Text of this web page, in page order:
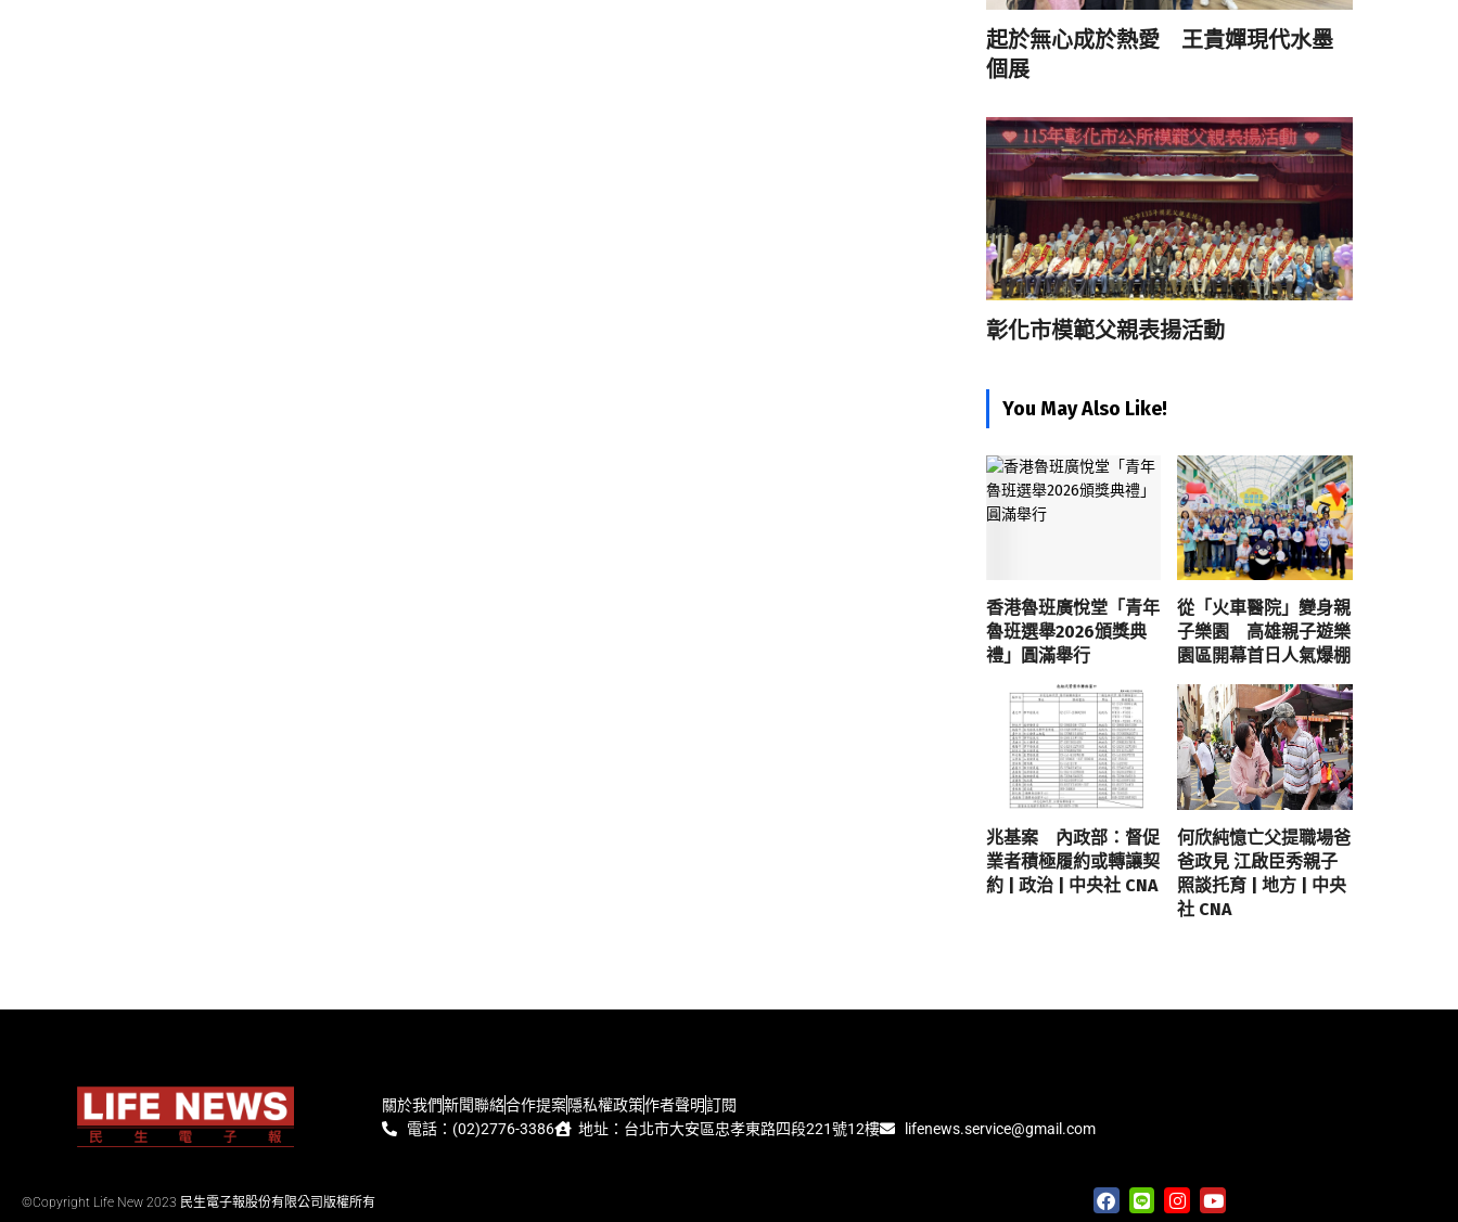
起於無心成於熱愛 王貴嬋現代水墨
個展
彰化市模範父親表揚活動
You May Also Like!
香港魯班廣悅堂「青年
魯班選舉2026頒獎典
禮」圓滿舉行
從「火車醫院」變身親
子樂園 高雄親子遊樂
園區開幕首日人氣爆棚
兆基案 內政部：督促
業者積極履約或轉讓契
約 | 政治 | 中央社 CNA
何欣純憶亡父提職場爸
爸政見 江啟臣秀親子
照談托育 | 地方 | 中央
社 CNA
關於我們新聞聯絡合作提案隱私權政策作者聲明訂閱
電話：(02)2776-3386
地址：台北市大安區忠孝東路四段221號12樓 lifenews.service@gmail.com
©Copyright Life New 2023 民生電子報股份有限公司版權所有